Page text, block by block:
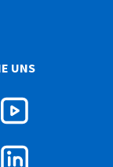
UNS